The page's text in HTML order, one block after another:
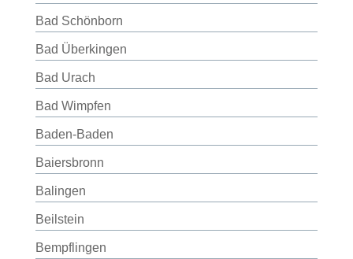
Bad Schönborn
Bad Überkingen
Bad Urach
Bad Wimpfen
Baden-Baden
Baiersbronn
Balingen
Beilstein
Bempflingen